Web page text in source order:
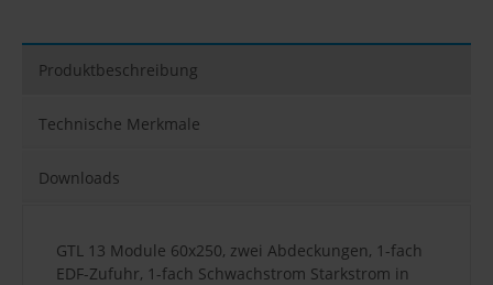
Produktbeschreibung
Technische Merkmale
Downloads
GTL 13 Module 60x250, zwei Abdeckungen, 1-fach
EDF-Zufuhr, 1-fach Schwachstrom Starkstrom in